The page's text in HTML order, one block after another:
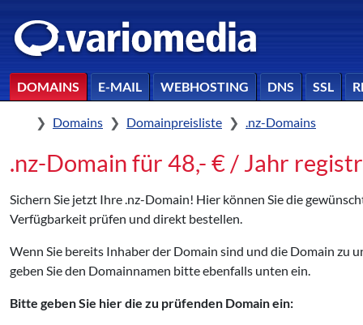
DOMAINS E-MAIL WEBHOSTING DNS SSL
HomeDomains Domainpreisliste .nz-Domains
.nz-Domain für 48,- € / Jahr
Sichern Sie jetzt Ihre .nz-Domain! Hier können Sie die
Verfügbarkeit prüfen und direkt bestellen.
Wenn Sie bereits Inhaber der Domain sind und die Domain zu
geben Sie den Domainnamen bitte ebenfalls unten ein.
Bitte geben Sie hier die zu prüfenden Domain ein: